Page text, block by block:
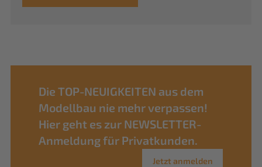
Die TOP-NEUIGKEITEN aus dem
Modellbau nie mehr verpassen!
Hier geht es zur NEWSLETTER-
Anmeldung für Privatkunden.
Jetzt anmelden